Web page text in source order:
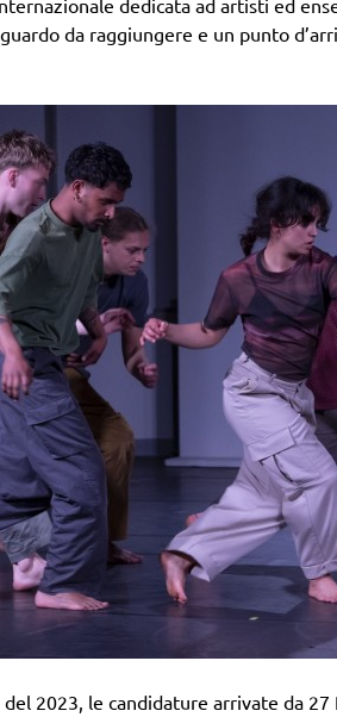
dedicata ad artisti ed
da raggiungere e un punto
2023, le candidature arrivate da 27